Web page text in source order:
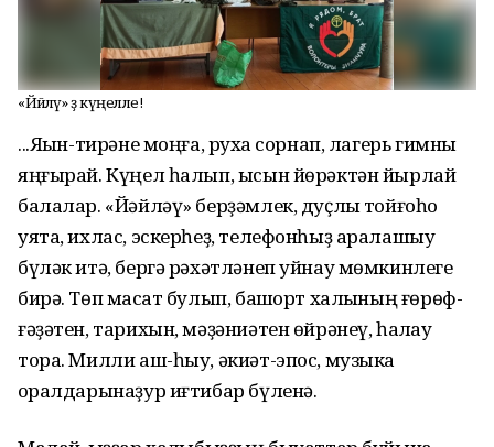
«Йәйләү» ҙә күңелле!
...Яҡын-тирәне моңға, рухҡа сорнап, лагерь гимны
яңғырай. Күңел һалып, ысын йөрәктән йырлай
балалар. «Йәйләү» берҙәмлек, дуҫлыҡ тойғоһо
уята, ихлас, эскерһеҙ, телефонһыҙ аралашыу
бүләк итә, бергә рәхәтләнеп уйнау мөмкинлеге
бирә. Төп маҡсат булып, башҡорт халҡының ғөрөф-
ғәҙәтен, тарихын, мәҙәниәтен өйрәнеү, һаҡлау
тора. Милли аш-һыу, әкиәт-эпос, музыка
ҡоралдарынаҙур иғтибар бүленә.